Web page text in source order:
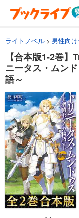
ライトノベル 男性向
【合本版1-2巻
ニータス・ムン
語～